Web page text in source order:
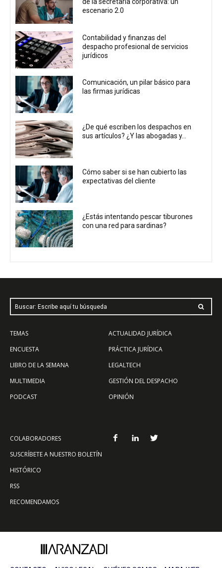
de la secretaría corporativa: un
escenario 2.0
Contabilidad y finanzas del
despacho profesional de servicios
jurídicos
Comunicación, un pilar básico para
las firmas jurídicas
¿De qué escriben los despachos en
sus artículos? ¿Y las abogadas y...
Cómo saber si se han cubierto las
expectativas del cliente
¿Estás intentando pescar tiburones
con una red para sardinas?
Buscar: Escribe aquí tu búsqueda
TEMAS
ENCUESTA
LIBRO DE LA SEMANA
MULTIMEDIA
PODCAST
ACTUALIDAD JURÍDICA
PRÁCTICA JURÍDICA
LEGALTECH
GESTIÓN DEL DESPACHO
OPINIÓN
COLABORADORES
SUSCRÍBETE A NUESTRO BOLETÍN
HISTÓRICO
RSS
RECOMENDAMOS